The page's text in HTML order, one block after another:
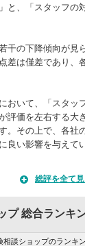
と、「スタッフの
干の下降傾向が見
差は僅差であり、
おいて、「スタッ
評価を左右する大
。その上で、各社
良い影響を与えて
総評を全て
プ 総合ランキ
談ショップのランキ